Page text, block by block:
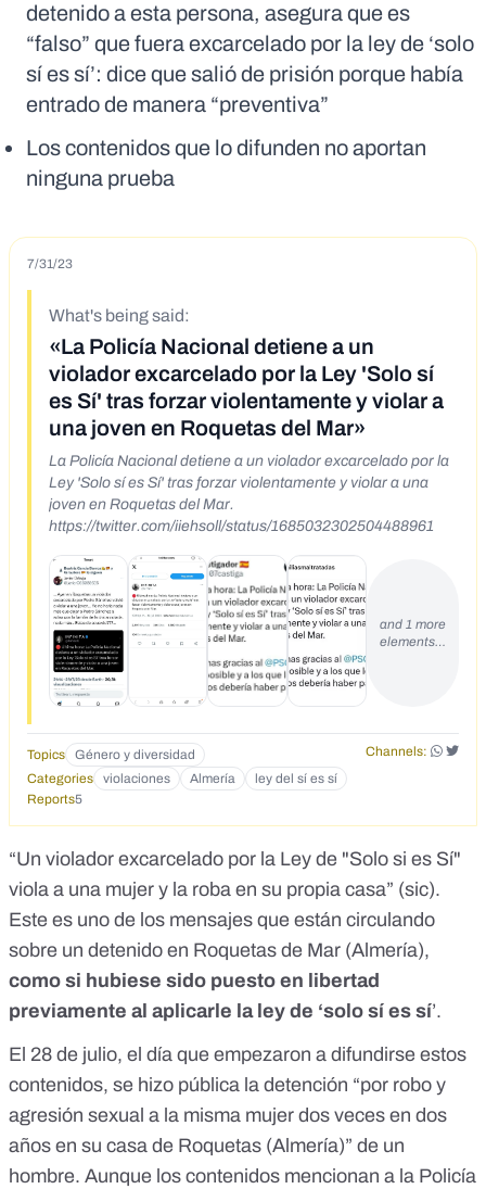
detenido a esta persona, asegura que es
“falso” que fuera excarcelado por la ley de ‘solo
sí es sí’: dice que salió de prisión porque había
entrado de manera “preventiva”
Los contenidos que lo difunden no aportan
ninguna prueba
7/31/23
What's being said:
«La Policía Nacional detiene a un
violador excarcelado por la Ley 'Solo sí
es Sí' tras forzar violentamente y violar a
una joven en Roquetas del Mar»
La Policía Nacional detiene a un violador excarcelado por la
Ley 'Solo sí es Sí' tras forzar violentamente y violar a una
joven en Roquetas del Mar.
https://twitter.com/iiehsoll/status/1685032302504488961
and 1 more
elements…
Topics Género y diversidad
Channels:
Categories
violaciones Almería
ley del sí es sí
Reports5
“Un violador excarcelado por la Ley de "Solo si es Sí"
viola a una mujer y la roba en su propia casa” (sic).
Este es uno de los mensajes que están circulando
sobre un detenido en Roquetas de Mar (Almería),
como si hubiese sido puesto en libertad
previamente al aplicarle la ley de ‘solo sí es sí’.
El 28 de julio, el día que empezaron a difundirse estos
contenidos, se hizo pública la detención “por robo y
agresión sexual a la misma mujer dos veces en dos
años en su casa de Roquetas (Almería)” de un
hombre. Aunque los contenidos mencionan a la Policía